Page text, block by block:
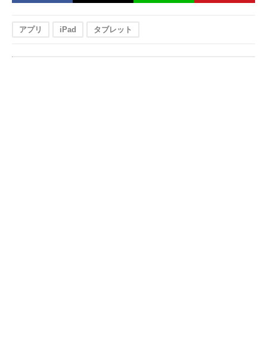
アプリ iPad タブレット